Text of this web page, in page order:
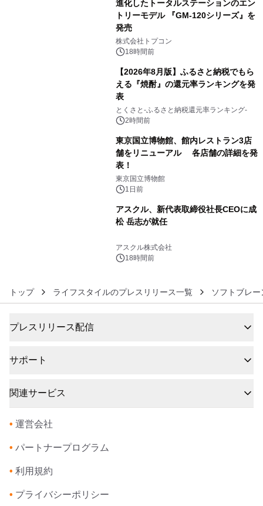
進化したトータルステーションのエン
トリーモデル 『GM-120シリーズ』を
発売
株式会社トプコン
18時間前
【2026年8月版】ふるさと納税でもら
える『焼酎』の還元率ランキングを発
表
とくさと-ふるさと納税還元率ランキング-
2時間前
東京国立博物館、館内レストラン3店
舗をリニューアル 各店舗の詳細を発
表！
東京国立博物館
1日前
アスクル、新代表取締役社長CEOに成
松 岳志が就任
アスクル株式会社
18時間前
トップ ライフスタイルのプレスリリース一覧 ソフトブレ
プレスリリース配信
サポート
関連サービス
• 運営会社
• パートナープログラム
• 利用規約
• プライバシーポリシー